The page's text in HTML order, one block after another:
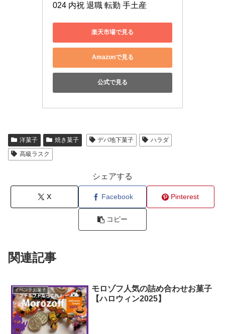
024 内祝 退職 転勤 手土産
楽天市場で見る
Amazonで見る
公式で見る
洋菓子 焼き菓子 デパ地下菓子
ハラダ
高級ラスク
シェアする
X Facebook Pinterest
コピー
関連記事
イベントお菓子
モロゾフ人気の詰め合わせお菓子
【ハロウィン2025】